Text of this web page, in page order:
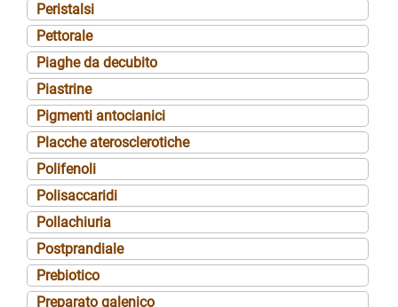
Peristalsi
Pettorale
Piaghe da decubito
Piastrine
Pigmenti antocianici
Placche aterosclerotiche
Polifenoli
Polisaccaridi
Pollachiuria
Postprandiale
Prebiotico
Preparato galenico